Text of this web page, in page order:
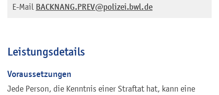
E-Mail BACKNANG.PREV@polizei.bwl.de
Leistungsdetails
Voraussetzungen
Jede Person, die Kenntnis einer Straftat hat, kann eine